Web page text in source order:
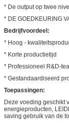
* De output op twee
* DE GOEDKEURING
Bedrijfvoordeel:
* Hoog -
* Korte productietijd
* Professioneel R&D-
* Gestandaardiseerd
Toepassingen:
Deze voeding geschikt
energieproducten,
saving gebruik van de